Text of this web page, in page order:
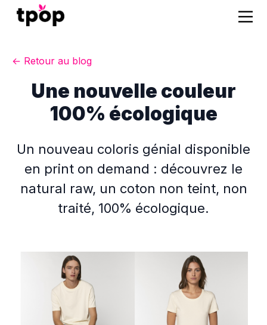
← Retour au blog
Une nouvelle couleur
100% écologique
Un nouveau coloris génial disponible
en print on demand : découvrez le
natural raw, un coton non teint, non
traité, 100% écologique.